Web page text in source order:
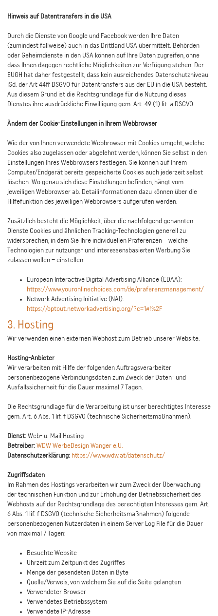
Hinweis auf Datentransfers in die USA
Durch die Dienste von Google und Facebook werden Ihre Daten
(zumindest fallweise) auch in das Drittland USA übermittelt. Behörden
oder Geheimdienste in den USA können auf Ihre Daten zugreifen, ohne
dass Ihnen dagegen rechtliche Möglichkeiten zur Verfügung stehen. Der
EUGH hat daher festgestellt, dass kein ausreichendes Datenschutzniveau
iSd. der Art 44ff DSGVO für Datentransfers aus der EU in die USA besteht.
Aus diesem Grund ist die Rechtsgrundlage für die Nutzung dieses
Dienstes ihre ausdrückliche Einwilligung gem. Art. 49 (1) lit. a DSGVO.
Ändern der Cookie-Einstellungen in Ihrem Webbrowser
Wie der von Ihnen verwendete Webbrowser mit Cookies umgeht, welche
Cookies also zugelassen oder abgelehnt werden, können Sie selbst in den
Einstellungen Ihres Webbrowsers festlegen. Sie können auf Ihrem
Computer/Endgerät bereits gespeicherte Cookies auch jederzeit selbst
löschen. Wo genau sich diese Einstellungen befinden, hängt vom
jeweiligen Webbrowser ab. Detailinformationen dazu können über die
Hilfefunktion des jeweiligen Webbrowsers aufgerufen werden.
Zusätzlich besteht die Möglichkeit, über die nachfolgend genannten
Dienste Cookies und ähnlichen Tracking-Technologien generell zu
widersprechen, in dem Sie Ihre individuellen Präferenzen – welche
Technologien zur nutzungs- und interessensbasierten Werbung Sie
zulassen wollen – einstellen:
European Interactive Digital Advertising Alliance (EDAA):
https://www.youronlinechoices.com/de/praferenzmanagement/
Network Advertising Initiative (NAI):
https://optout.networkadvertising.org/?c=1#!%2F
3. Hosting
Wir verwenden einen externen Webhost zum Betrieb unserer Website.
Hosting-Anbieter
Wir verarbeiten mit Hilfe der folgenden Auftragsverarbeiter
personenbezogene Verbindungsdaten zum Zweck der Daten- und
Ausfallssicherheit für die Dauer maximal 7 Tagen.
Die Rechtsgrundlage für die Verarbeitung ist unser berechtigtes Interesse
gem. Art. 6 Abs. 1 lif. f DSGVO (technische Sicherheitsmaßnahmen).
Dienst: Web- u. Mail Hosting
Betreiber: WDW WerbeDesign Wanger e.U.
Datenschutzerklärung: https://www.wdw.at/datenschutz/
Zugriffsdaten
Im Rahmen des Hostings verarbeiten wir zum Zweck der Überwachung
der technischen Funktion und zur Erhöhung der Betriebssicherheit des
Webhosts auf der Rechtsgrundlage des berechtigten Interesses gem. Art.
6 Abs. 1 lif. f DSGVO (technische Sicherheitsmaßnahmen) folgende
personenbezogenen Nutzerdaten in einem Server Log File für die Dauer
von maximal 7 Tagen:
Besuchte Website
Uhrzeit zum Zeitpunkt des Zugriffes
Menge der gesendeten Daten in Byte
Quelle/Verweis, von welchem Sie auf die Seite gelangten
Verwendeter Browser
Verwendetes Betriebssystem
Verwendete IP-Adresse